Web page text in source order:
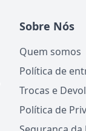
Sobre Nós
Quem somos
Política de
Trocas e
Política de